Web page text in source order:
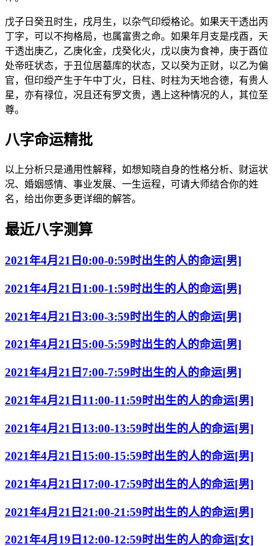
戊子日癸丑时生，戌月生，以杂气印绶格论。如果天干透出丙
丁字，可以不拘格局，也属富贵之命。如果年月支是戌酉，天
干透出庚乙，乙庚化金，戊癸化火，戊以庚为食神，庚于酉位
处帝旺状态，于丑位居墓库的状态，又以癸为正财，以乙为偏
官，但印绶产生于午中丁火，日柱、时柱为天地合德，有贵人
星，亦有禄位，况且还有罗文贵，遇上这种情况的人，其位至
尊。
八字命运精批
以上分析只是通用性解释，如想知晓自身的性格分析、财运状
况、婚姻感情、事业发展、一生运程，可请大师结合你的姓
名，给出你更多更详细的解答。
最近八字测算
2021年4月21日0:00-0:59时出生的人的命运[男]
2021年4月21日1:00-1:59时出生的人的命运[男]
2021年4月21日3:00-3:59时出生的人的命运[男]
2021年4月21日5:00-5:59时出生的人的命运[男]
2021年4月21日7:00-7:59时出生的人的命运[男]
2021年4月21日11:00-11:59时出生的人的命运[男]
2021年4月21日13:00-13:59时出生的人的命运[男]
2021年4月21日15:00-15:59时出生的人的命运[男]
2021年4月21日17:00-17:59时出生的人的命运[男]
2021年4月21日21:00-21:59时出生的人的命运[男]
2021年4月19日12:00-12:59时出生的人的命运[女]